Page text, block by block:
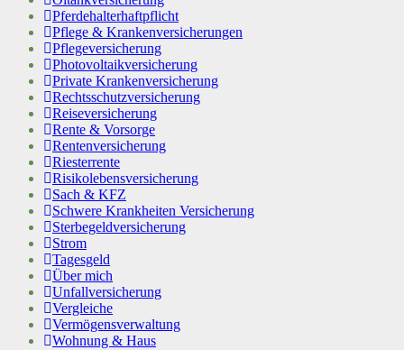
Pferdehalterhaftpflicht
Pflege & Krankenversicherungen
Pflegeversicherung
Photovoltaikversicherung
Private Krankenversicherung
Rechtsschutzversicherung
Reiseversicherung
Rente & Vorsorge
Rentenversicherung
Riesterrente
Risikolebensversicherung
Sach & KFZ
Schwere Krankheiten Versicherung
Sterbegeldversicherung
Strom
Tagesgeld
Über mich
Unfallversicherung
Vergleiche
Vermögensverwaltung
Wohnung & Haus